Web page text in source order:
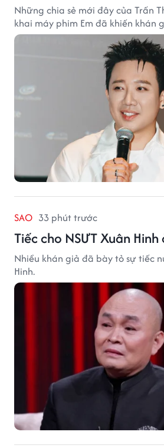
Những chia sẻ mới đây của Trấn
khai máy phim Em đã khiến khán
SAO 33 phút trước
Tiếc cho NSƯT Xuân
Nhiều khán giả đã bày tỏ sự tiếc
Hinh.